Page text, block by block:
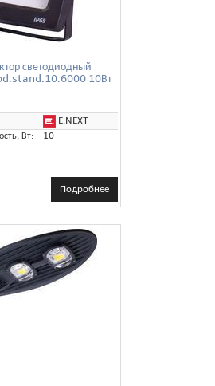
светодиодный
10Вт
E.NEXT
Вт:
10
Подробнее